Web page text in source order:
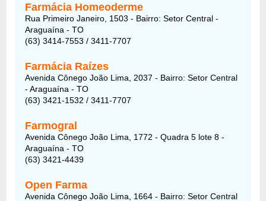
Farmácia Homeoderme
Rua Primeiro Janeiro, 1503 - Bairro: Setor Central -
Araguaína - TO
(63) 3414-7553 / 3411-7707
Farmácia Raízes
Avenida Cônego João Lima, 2037 - Bairro: Setor Central
- Araguaína - TO
(63) 3421-1532 / 3411-7707
Farmogral
Avenida Cônego João Lima, 1772 - Quadra 5 lote 8 -
Araguaína - TO
(63) 3421-4439
Open Farma
Avenida Cônego João Lima, 1664 - Bairro: Setor Central